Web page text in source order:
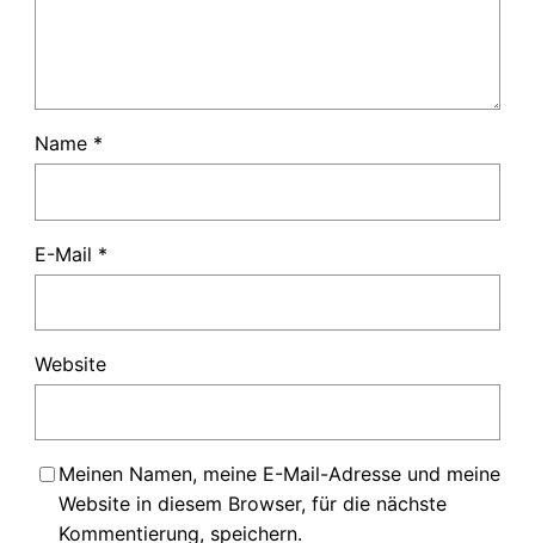
Name *
E-Mail *
Website
Meinen Namen, meine E-Mail-Adresse und meine
Website in diesem Browser, für die nächste
Kommentierung, speichern.